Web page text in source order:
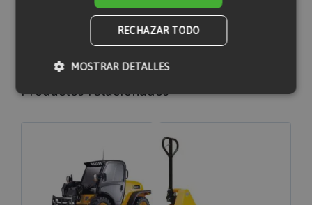
Productos relacionados
RECHAZAR TODO
MOSTRAR DETALLES
Cookies de rendimiento
Cookies de preferencias
Cookies de funcionalidad